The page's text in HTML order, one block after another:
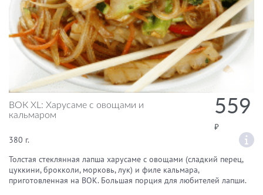
ВОК XL: Харусаме с овощами и
кальмаром
559
380 г.
Толстая стеклянная лапша харусаме с овощами (сладкий перец,
цуккини, брокколи, морковь, лук) и филе кальмара,
приготовленная на ВОК. Большая порция для любителей лапши.